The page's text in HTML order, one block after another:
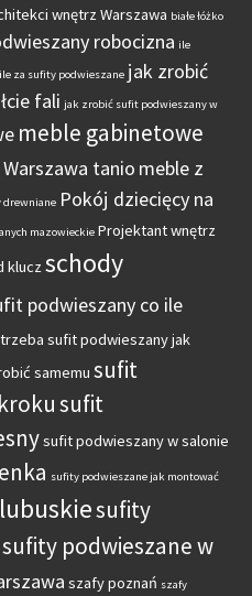
wnętrz Warszawa białe łóżko
robocizna ile
ile za sufity podwieszane jak zrobić
fali jak zrobić sufit podwieszany w
meble gabinetowe
tanio meble z
drewniane Pokój dziecięcy na
mazowieckie Projektant wnętrz
klucz schody
podwieszany co ile
sufit podwieszany jak
samemu sufit
sufit
sufit podwieszany w salonie
sufity podwieszane jak montować
sufity
sufity podwieszane w
szafy poznań szafy